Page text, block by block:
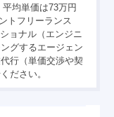
平均単価は73万円
トフリーランス
ョナル（エンジニ
グするエージェン
行（単価交渉や契
ださい。